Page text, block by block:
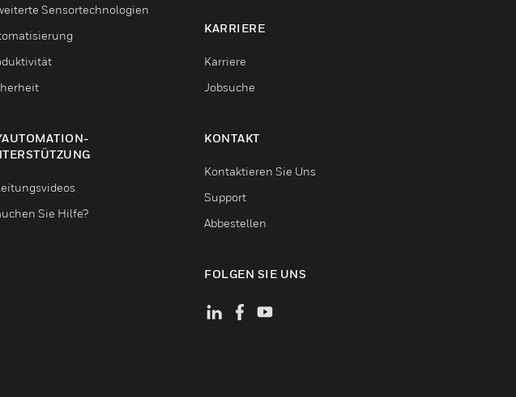
Sensortechnologien
Sie Hilfe?
KARRIERE
Karriere
Jobsuche
KONTAKT
Kontaktieren Sie Uns
Support
Abbestellen
FOLGEN SIE UNS